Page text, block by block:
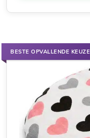
BESTE OPVALLENDE KEUZE